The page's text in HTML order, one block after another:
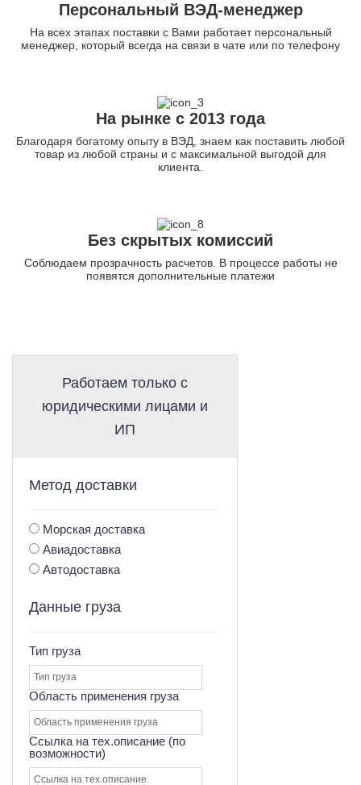
Персональный ВЭД-менеджер
На всех этапах поставки с Вами работает персональный
менеджер, который всегда на связи в чате или по телефону
На рынке с 2013 года
Благодаря богатому опыту в ВЭД, знаем как поставить любой
товар из любой страны и с максимальной выгодой для
клиента.
Без скрытых комиссий
Соблюдаем прозрачность расчетов. В процессе работы не
появятся дополнительные платежи
Работаем только с
юридическими лицами и
ИП
Метод доставки
Морская доставка
Авиадоставка
Автодоставка
Данные груза
Тип груза
Область применения груза
Ссылка на тех.описание (по
возможности)